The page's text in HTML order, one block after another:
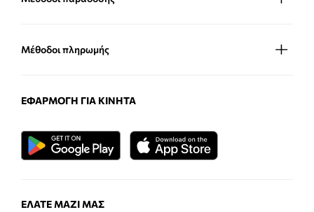
Μέθοδοι πληρωμής
ΕΦΑΡΜΟΓΉ ΓΙΑ ΚΙΝΗΤΆ
ΕΛΆΤΕ ΜΑΖΊ ΜΑΣ